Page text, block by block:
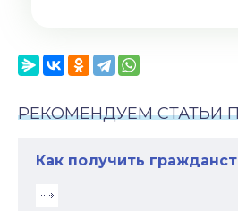
РЕКОМЕНДУЕМ СТАТЬИ
Как получить